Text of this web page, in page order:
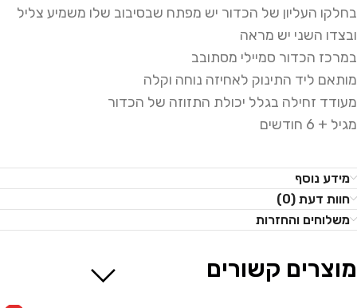
בחלקו העליון של הכדור יש מפתח שבסיבוב שלו משמיע צליל
ובצדו השני יש מראה
במרכז הכדור סמיילי מסתובב
מותאם ליד התינוק לאחיזה נוחה וקלה
מעודד זחילה בגלל יכולת התזוזה של הכדור
מגיל + 6 חודשים
מידע נוסף
חוות דעת (0)
משלוחים והחזרות
מוצרים קשורים